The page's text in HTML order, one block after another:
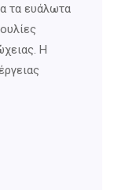
τα ευάλωτα
Η